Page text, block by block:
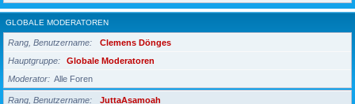
GLOBALE MODERATOREN
Rang, Benutzername
Clemens Dönges
Hauptgruppe
Globale Moderatoren
Moderator
Alle Foren
Rang, Benutzername
JuttaAsamoah